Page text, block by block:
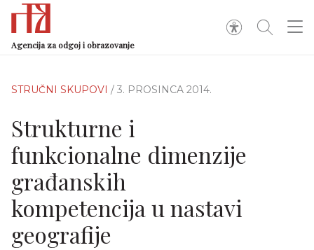
Agencija za odgoj i obrazovanje
STRUČNI SKUPOVI / 3. PROSINCA 2014.
Strukturne i
funkcionalne dimenzije
građanskih
kompetencija u nastavi
geografije